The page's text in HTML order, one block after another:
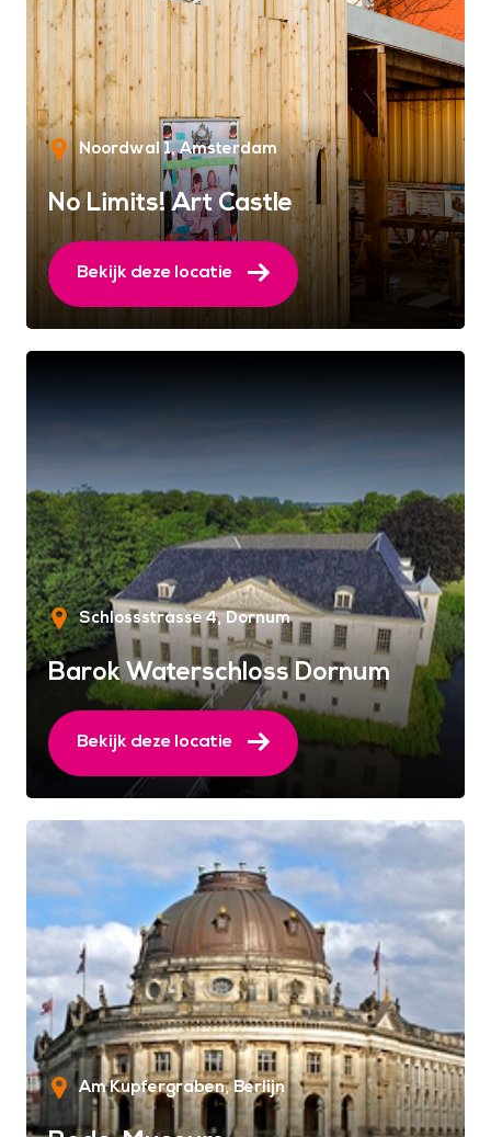
Noordwal 1 Amsterdam
No Limits! Art Castle
Bekijk deze locatie
Schlossstrasse 4 Dornum
Barok Waterschloss Dornum
Bekijk deze locatie
Am Kupfergraben Berlijn